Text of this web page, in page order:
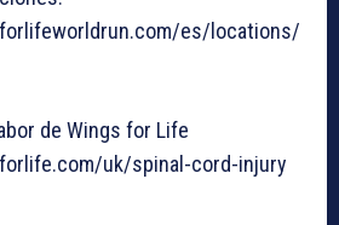
es/locations/
de Wings for Life
uk/spinal-cord-injury